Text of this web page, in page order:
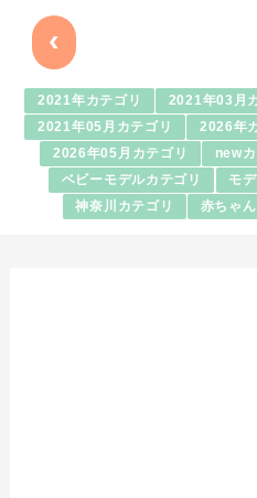
‹
2021年カテゴリ 2021年03月
2021年05月カテゴリ 2026年
2026年05月カテゴリ newカ
ベビーモデルカテゴリ モ
神奈川カテゴリ 赤ちゃ